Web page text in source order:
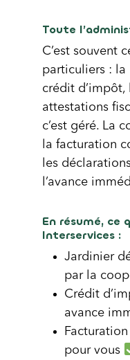
Toute
C’est souvent
particuliers : la
crédit d’impôt,
attestations
c’est géré. La
la facturation
les
l’avance
En résumé, ce
Interservices :
Jardinier
par la
Crédit
avance
pour vous